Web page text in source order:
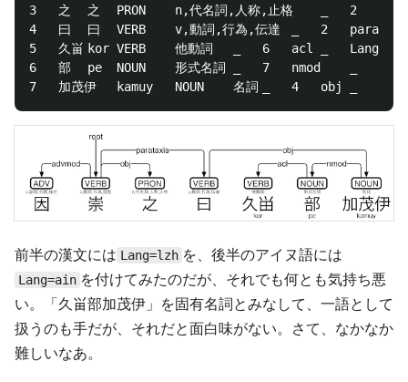
3	之	之	PRON	n,代名詞,人称,止格	_	2	obj	_	Lang=lzh|SpaceAfter=No
4	曰	曰	VERB	v,動詞,行為,伝達	_	2	parataxis	_	Lang=lzh|SpaceAfter=No
5	久畄	kor	VERB	他動詞	_	6	acl	_	Lang=ain|SpaceAfter=No|Translit=kor
6	部	pe	NOUN	形式名詞	_	7	nmod	_	Lang=ain|SpaceAfter=No|Translit=pe
前半の漢文には Lang=lzh を、後半のアイヌ語には
Lang=ain を付けてみたのだが、それでも何とも気持ち悪
い。「久畄部加茂伊」を固有名詞とみなして、一語として
扱うのも手だが、それだと面白味がない。さて、なかなか
難しいなあ。